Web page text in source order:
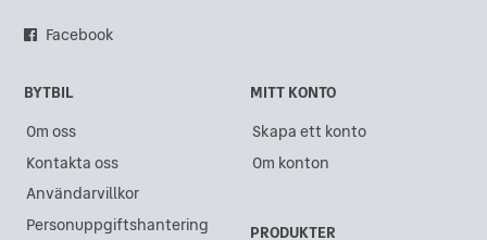
Morgan i Göteborg
Morgan i Akalla
Morgan i Västra Frölunda
Facebook
BYTBIL
Om oss
Kontakta oss
Användarvillkor
Personuppgiftshantering
MITT KONTO
Skapa ett konto
Om konton
PRODUKTER